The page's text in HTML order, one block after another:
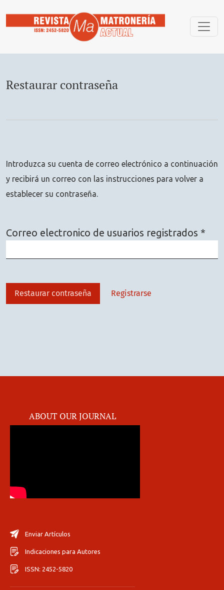
Restaurar contraseña
Introduzca su cuenta de correo electrónico a continuación
y recibirá un correo con las instrucciones para volver a
establecer su contraseña.
Correo electronico de usuarios registrados *
Restaurar contraseña Registrarse
ABOUT OUR JOURNAL
Enviar Artículos
Indicaciones para Autores
ISSN: 2452-5820